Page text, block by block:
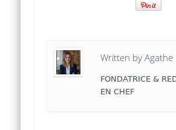
Written byAgathe
FONDATRICE &
EN CHEF